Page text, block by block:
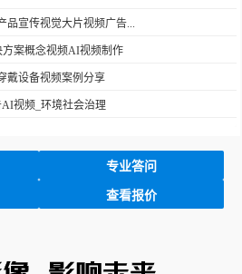
品宣传视觉大片视频广告...
案概念视频AI视频制作
戴设备视频案例分享
视频_环境社会治理
专业答问
查看报价